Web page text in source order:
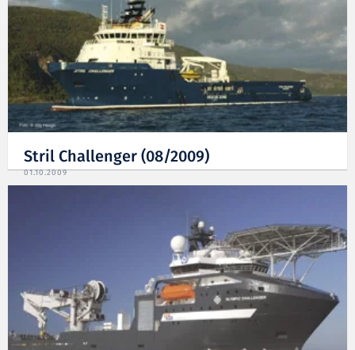
Stril Challenger (08/2009)
01.10.2009